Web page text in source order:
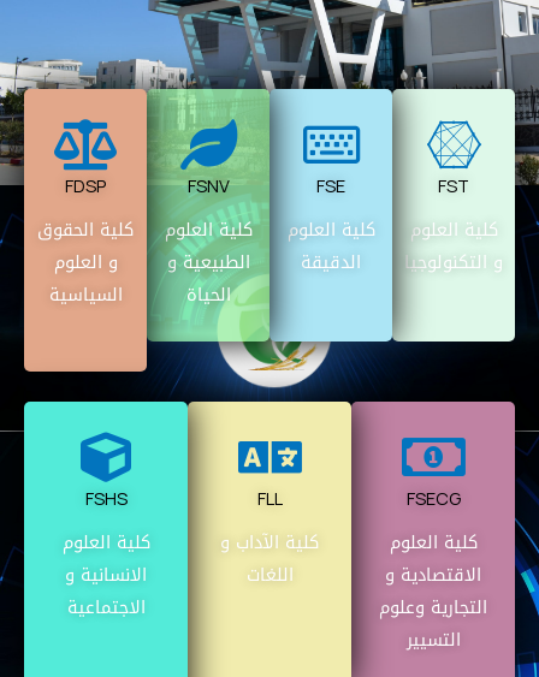
FST
كلية العلوم
و التكنولوجيا
FSE
كلية العلوم
الدقيقة
FSNV
كلية العلوم
الطبيعية و
الحياة
FDSP
كلية الحقوق
و العلوم
السياسية
FSECG
كلية العلوم
الاقتصادية و
التجارية وعلوم
التسيير
FLL
كلية الآداب و
اللغات
FSHS
كلية العلوم
الانسانية و
الاجتماعية